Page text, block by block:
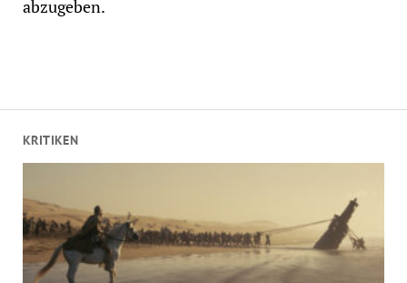
KRITIKEN
abzugeben.